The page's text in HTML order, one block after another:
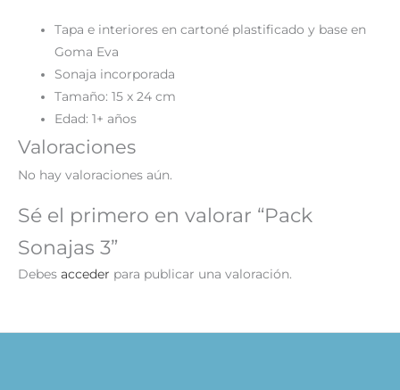
Tapa e interiores en cartoné plastificado y base en
Goma Eva
Sonaja incorporada
Tamaño: 15 x 24 cm
Edad: 1+ años
Valoraciones
No hay valoraciones aún.
Sé el primero en valorar “Pack
Sonajas 3”
Debes acceder para publicar una valoración.